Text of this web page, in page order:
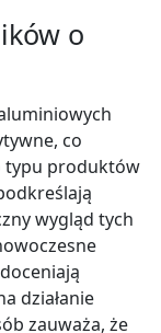
o
co
typu produktów
wygląd tych
działanie
zauważa, że